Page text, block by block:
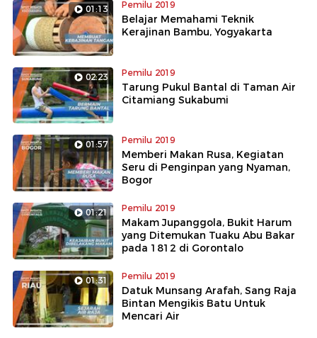
01:13 Pemilu 2019
Belajar Memahami Teknik
Kerajinan Bambu, Yogyakarta
02:23 Pemilu 2019
Tarung Pukul Bantal di Taman Air
Citamiang Sukabumi
01:57 Pemilu 2019
Memberi Makan Rusa, Kegiatan
Seru di Penginpan yang Nyaman,
Bogor
01:21 Pemilu 2019
Makam Jupanggola, Bukit Harum
yang Ditemukan Tuaku Abu Bakar
pada 1812 di Gorontalo
01:31 Pemilu 2019
Datuk Munsang Arafah, Sang Raja
Bintan Mengikis Batu Untuk
Mencari Air